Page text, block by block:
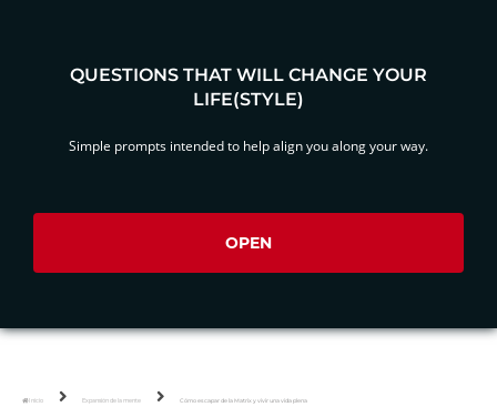
QUESTIONS THAT WILL CHANGE YOUR
LIFE(STYLE)
Simple prompts intended to help align you along your way.
OPEN
Inicio Expansión de la mente Cómo escapar de la Matrix y vivir una vida plena